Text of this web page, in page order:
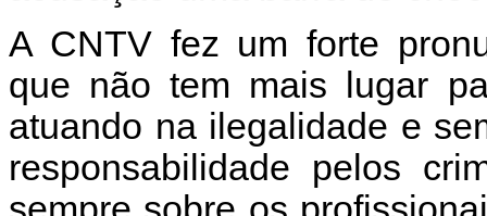
A CNTV fez um forte
que não tem mais lugar
atuando na ilegalidade e
responsabilidade pelos